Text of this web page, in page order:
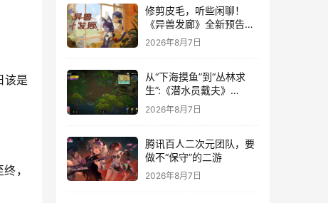
该是
，
修剪皮毛，听些闲聊！
《异兽发廊》全新预告与
Steam免费试玩公开
2026年8月7日
从“下海摸鱼”到“丛林求
生”:《潜水员戴夫》
DLC《丛林》移动端定档
8月14日
2026年8月7日
腾讯百人二次元团队，要
做不“保守”的二游
2026年8月7日